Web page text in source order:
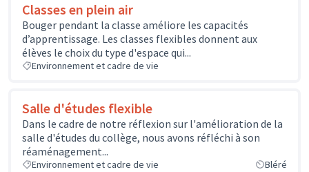
Classes en plein air
Bouger pendant la classe améliore les capacités
d’apprentissage. Les classes flexibles donnent aux
élèves le choix du type d'espace qui...
Environnement et cadre de vie
Salle d'études flexible
Dans le cadre de notre réflexion sur l'amélioration de la
salle d'études du collège, nous avons réfléchi à son
réaménagement...
Environnement et cadre de vie Bléré